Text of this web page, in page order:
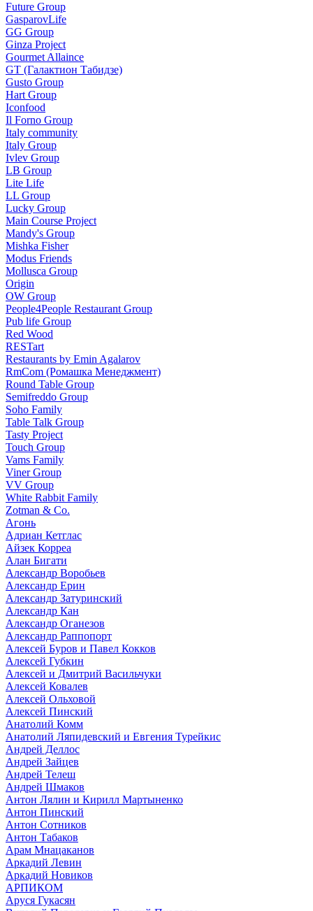
Future Group
GasparovLife
GG Group
Ginza Project
Gourmet Allaince
GT (Галактион Табидзе)
Gusto Group
Hart Group
Iconfood
Il Forno Group
Italy community
Italy Group
Ivlev Group
LB Group
Lite Life
LL Group
Lucky Group
Main Course Project
Mandy's Group
Mishka Fisher
Modus Friends
Mollusca Group
Origin
OW Group
People4People Restaurant Group
Pub life Group
Red Wood
RESTart
Restaurants by Emin Agalarov
RmCom (Ромашка Менеджмент)
Round Table Group
Semifreddo Group
Soho Family
Table Talk Group
Tasty Project
Touch Group
Vams Family
Viner Group
VV Group
White Rabbit Family
Zotman & Co.
Агонь
Адриан Кетглас
Айзек Корреа
Алан Бигати
Александр Воробьев
Александр Ерин
Александр Затуринский
Александр Кан
Александр Оганезов
Александр Раппопорт
Алексей Буров и Павел Кокков
Алексей Губкин
Алексей и Дмитрий Васильчуки
Алексей Ковалев
Алексей Ольховой
Алексей Пинский
Анатолий Комм
Анатолий Ляпидевский и Евгения Турейкис
Андрей Деллос
Андрей Зайцев
Андрей Телеш
Андрей Шмаков
Антон Лялин и Кирилл Мартыненко
Антон Пинский
Антон Сотников
Антон Табаков
Арам Мнацаканов
Аркадий Левин
Аркадий Новиков
АРПИКОМ
Аруся Гукасян